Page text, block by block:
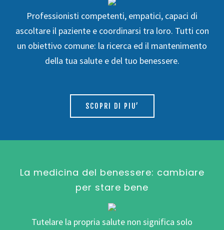
Professionisti competenti, empatici, capaci di
ascoltare il paziente e coordinarsi tra loro. Tutti con
un obiettivo comune: la ricerca ed il mantenimento
della tua salute e del tuo benessere.
SCOPRI DI PIU’
La medicina del benessere: cambiare
per stare bene
Tutelare la propria salute non significa solo